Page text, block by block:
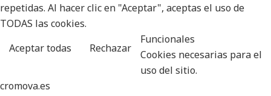
repetidas. Al hacer clic en "Aceptar", aceptas el uso de
TODAS las cookies.
Aceptar todas
Rechazar
Funcionales
Cookies necesarias para el
uso del sitio.
cromova.es